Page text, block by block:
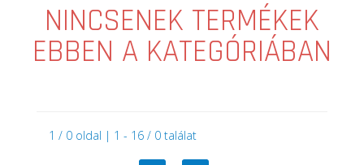
NINCSENEK TERMÉKEK
EBBEN A KATEGÓRIÁBAN
1 / 0 oldal | 1 - 16 / 0 találat